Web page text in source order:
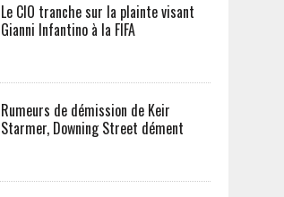
Le CIO tranche sur la plainte visant
Gianni Infantino à la FIFA
Rumeurs de démission de Keir
Starmer, Downing Street dément